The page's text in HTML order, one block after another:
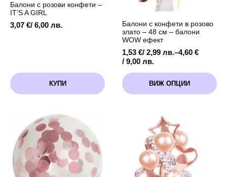
Балони с розови конфети –
IT’S A GIRL
3,07 €/ 6,00 лв.
КУПИ
Балони с конфети в розово
злато – 48 см – балони
WOW ефект
1,53 €/ 2,99 лв.–4,60 €
/ 9,00 лв.
Price
1,53 €
/
2,99 лв.
9,00 лв.
ВИЖ ОПЦИИ
This
product
has
chosen